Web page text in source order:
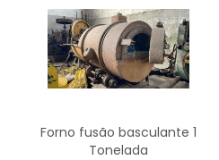
Forno fusão basculante 1
Tonelada